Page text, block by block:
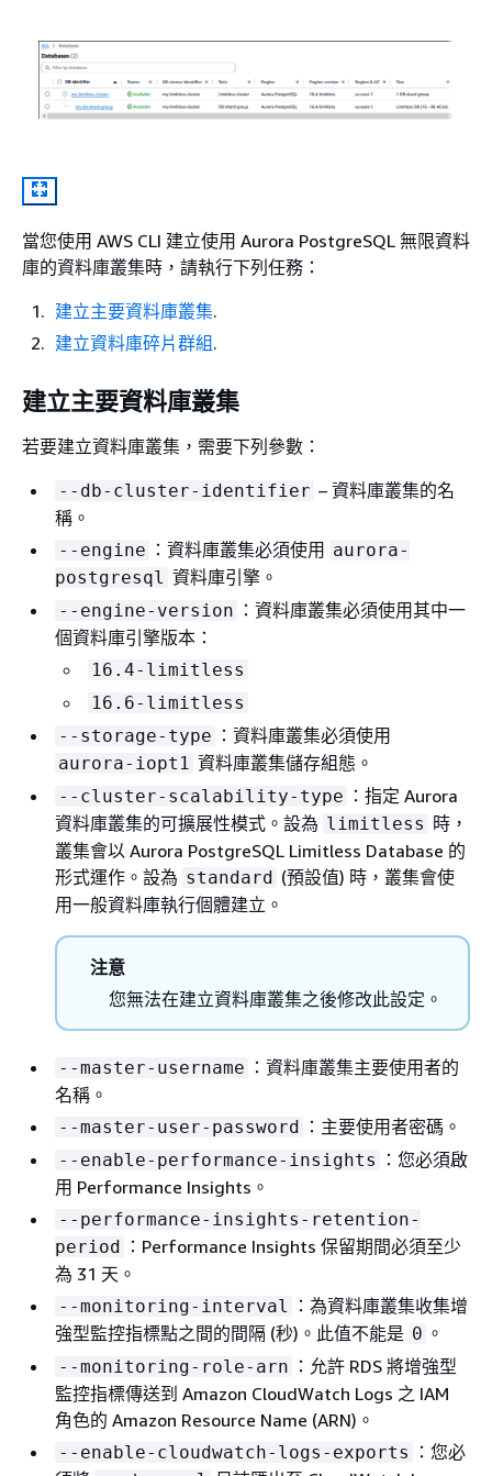
當您使用 AWS CLI 建立使用 Aurora PostgreSQL 無限資料
庫的資料庫叢集時，請執行下列任務：
建立主要資料庫叢集.
建立資料庫碎片群組.
建立主要資料庫叢集
若要建立資料庫叢集，需要下列參數：
--db-cluster-identifier – 資料庫叢集的名
稱。
--engine ：資料庫叢集必須使用 aurora-
postgresql 資料庫引擎。
--engine-version ：資料庫叢集必須使用其中一
個資料庫引擎版本：
16.4-limitless
16.6-limitless
--storage-type ：資料庫叢集必須使用
aurora-iopt1 資料庫叢集儲存組態。
--cluster-scalability-type ：指定 Aurora
資料庫叢集的可擴展性模式。設為 limitless 時，
叢集會以 Aurora PostgreSQL Limitless Database 的
形式運作。設為 standard (預設值) 時，叢集會使
用一般資料庫執行個體建立。
注意
您無法在建立資料庫叢集之後修改此設定。
--master-username ：資料庫叢集主要使用者的
名稱。
--master-user-password ：主要使用者密碼。
--enable-performance-insights
：您必須啟
用 Performance Insights。
--performance-insights-retention-
period
：Performance Insights 保留期間必須至少
為 31 天。
--monitoring-interval
：為資料庫叢集收集增
強型監控指標點之間的間隔 (秒)。此值不能是 0 。
--monitoring-role-arn ：允許 RDS 將增強型
監控指標傳送到 Amazon CloudWatch Logs 之 IAM
角色的 Amazon Resource Name (ARN)。
--enable-cloudwatch-logs-exports
：您必